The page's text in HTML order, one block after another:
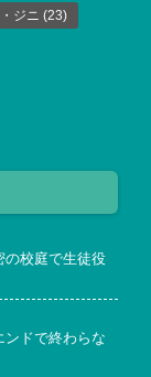
ジニ (23)
の校庭で生徒役
ンドで終わらな